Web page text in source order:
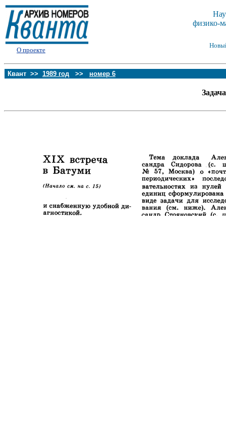
О проекте
физико-
Квант >> 1989 год >> номер 6